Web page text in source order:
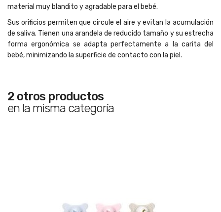
material muy blandito y agradable para el bebé.
Sus orificios permiten que circule el aire y evitan la acumulación
de saliva. Tienen una arandela de reducido tamaño y su estrecha
forma ergonómica se adapta perfectamente a la carita del
bebé, minimizando la superficie de contacto con la piel.
2 otros productos
en la misma categoría